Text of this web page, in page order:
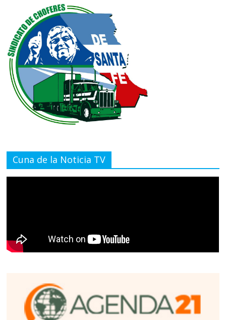
Cuna de la Noticia TV